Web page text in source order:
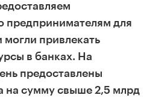
предпринимателям для
могли привлекать
в банках. На
предоставлены
на сумму свыше 2,5 млрд